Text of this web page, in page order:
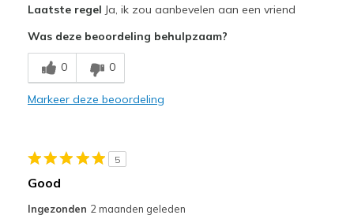
Breathe Well
Comfortable
Laatste regel Ja, ik zou aanbevelen aan een vriend
Was deze beoordeling behulpzaam?
0 0
Markeer deze beoordeling
5
Good
Ingezonden 2 maanden geleden